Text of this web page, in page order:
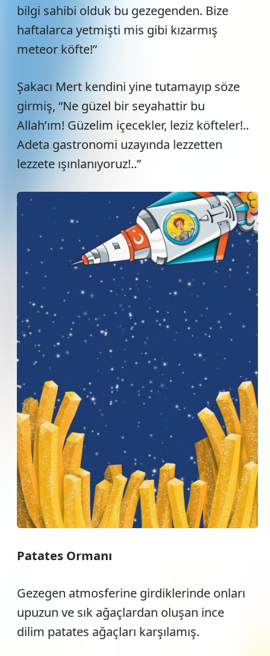
bilgi sahibi olduk bu gezegenden. Bize
haftalarca yetmişti mis gibi kızarmış
meteor köfte!”
Şakacı Mert kendini yine tutamayıp söze
girmiş, “Ne güzel bir seyahattir bu
Allah’ım! Güzelim içecekler, leziz köfteler!..
Adeta gastronomi uzayında lezzetten
lezzete ışınlanıyoruz!..”
Patates Ormanı
Gezegen atmosferine girdiklerinde onları
upuzun ve sık ağaçlardan oluşan ince
dilim patates ağaçları karşılamış.